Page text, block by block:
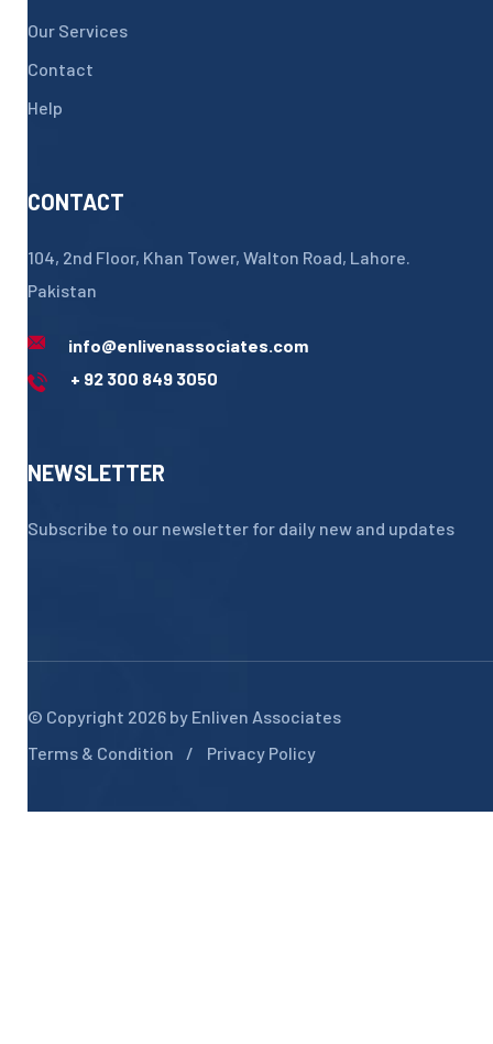
Our Services
Contact
Help
CONTACT
104, 2nd Floor, Khan Tower, Walton Road, Lahore.
Pakistan
info@enlivenassociates.com
+ 92 300 849 3050
NEWSLETTER
Subscribe to our newsletter for daily new and updates
© Copyright 2026 by Enliven Associates
Terms & Condition
Privacy Policy